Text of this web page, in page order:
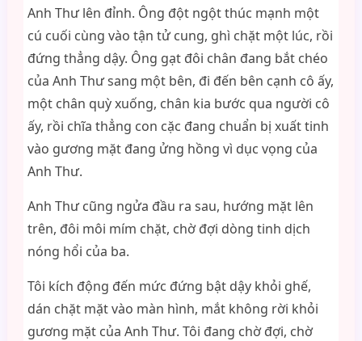
Anh Thư lên đỉnh. Ông đột ngột thúc mạnh một
cú cuối cùng vào tận tử cung, ghì chặt một lúc, rồi
đứng thẳng dậy. Ông gạt đôi chân đang bắt chéo
của Anh Thư sang một bên, đi đến bên cạnh cô ấy,
một chân quỳ xuống, chân kia bước qua người cô
ấy, rồi chĩa thẳng con cặc đang chuẩn bị xuất tinh
vào gương mặt đang ửng hồng vì dục vọng của
Anh Thư.
Anh Thư cũng ngửa đầu ra sau, hướng mặt lên
trên, đôi môi mím chặt, chờ đợi dòng tinh dịch
nóng hổi của ba.
Tôi kích động đến mức đứng bật dậy khỏi ghế,
dán chặt mặt vào màn hình, mắt không rời khỏi
gương mặt của Anh Thư. Tôi đang chờ đợi, chờ